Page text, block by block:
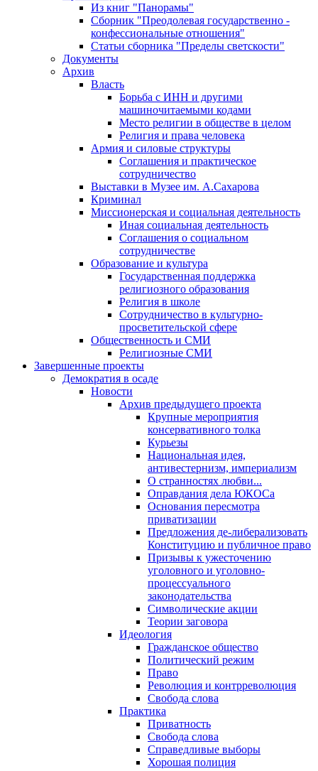
Из книг "Панорамы"
Сборник "Преодолевая государственно -
конфессиональные отношения"
Статьи сборника "Пределы светскости"
Документы
Архив
Власть
Борьба с ИНН и другими
машиночитаемыми кодами
Место религии в обществе в целом
Религия и права человека
Армия и силовые структуры
Соглашения и практическое
сотрудничество
Выставки в Музее им. А.Сахарова
Криминал
Миссионерская и социальная деятельность
Иная социальная деятельность
Соглашения о социальном
сотрудничестве
Образование и культура
Государственная поддержка
религиозного образования
Религия в школе
Сотрудничество в культурно-
просветительской сфере
Общественность и СМИ
Религиозные СМИ
Завершенные проекты
Демократия в осаде
Новости
Архив предыдущего проекта
Крупные мероприятия
консервативного толка
Курьезы
Национальная идея,
антивестернизм, империализм
О странностях любви...
Оправдания дела ЮКОСа
Основания пересмотра
приватизации
Предложения де-либерализовать
Конституцию и публичное право
Призывы к ужесточению
уголовного и уголовно-
процессуального
законодательства
Символические акции
Теории заговора
Идеология
Гражданское общество
Политический режим
Право
Революция и контрреволюция
Свобода слова
Практика
Приватность
Свобода слова
Справедливые выборы
Хорошая полиция